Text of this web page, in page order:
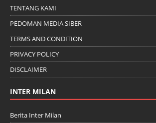
TENTANG KAMI
PEDOMAN MEDIA SIBER
TERMS AND CONDITION
PRIVACY POLICY
DISCLAIMER
INTER MILAN
Berita Inter Milan